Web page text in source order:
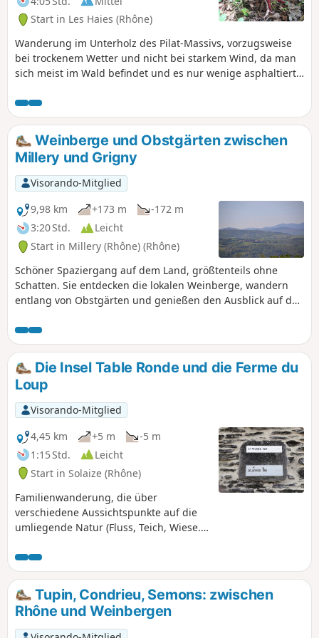
Start in Les Haies (Rhône)
Wanderung im Unterholz des Pilat-Massivs, vorzugsweise
bei trockenem Wetter und nicht bei starkem Wind, da man
sich meist im Wald befindet und es nur wenige asphaltierte
Weinberge und Obstgärten zwischen
Millery und Grigny
Visorando-Mitglied
9,98 km
+173 m
-172 m
3:20 Std.
Leicht
Start in Millery (Rhône) (Rhône)
Schöner Spaziergang auf dem Land, größtenteils ohne
Schatten. Sie entdecken die lokalen Weinberge, wandern
entlang von Obstgärten und genießen den Ausblick auf das
durchqueren einen Teil des Weindorfes Millery. Sehr gut
markierte Strecke (gelbe Markierung).
Die Insel Table Ronde und die Ferme du
Loup
Visorando-Mitglied
4,45 km
+5 m
-5 m
1:15 Std.
Leicht
Start in Solaize (Rhône)
Familienwanderung, die über
verschiedene Aussichtspunkte auf die
umliegende Natur (Fluss, Teich, Wiese...)
Tupin, Condrieu, Semons: zwischen
Rhône und Weinbergen